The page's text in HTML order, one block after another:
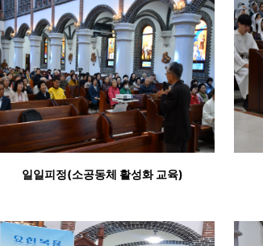
일일피정(소공동체 활성화 교육)